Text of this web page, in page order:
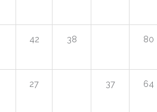
42 38 80
27 37 64